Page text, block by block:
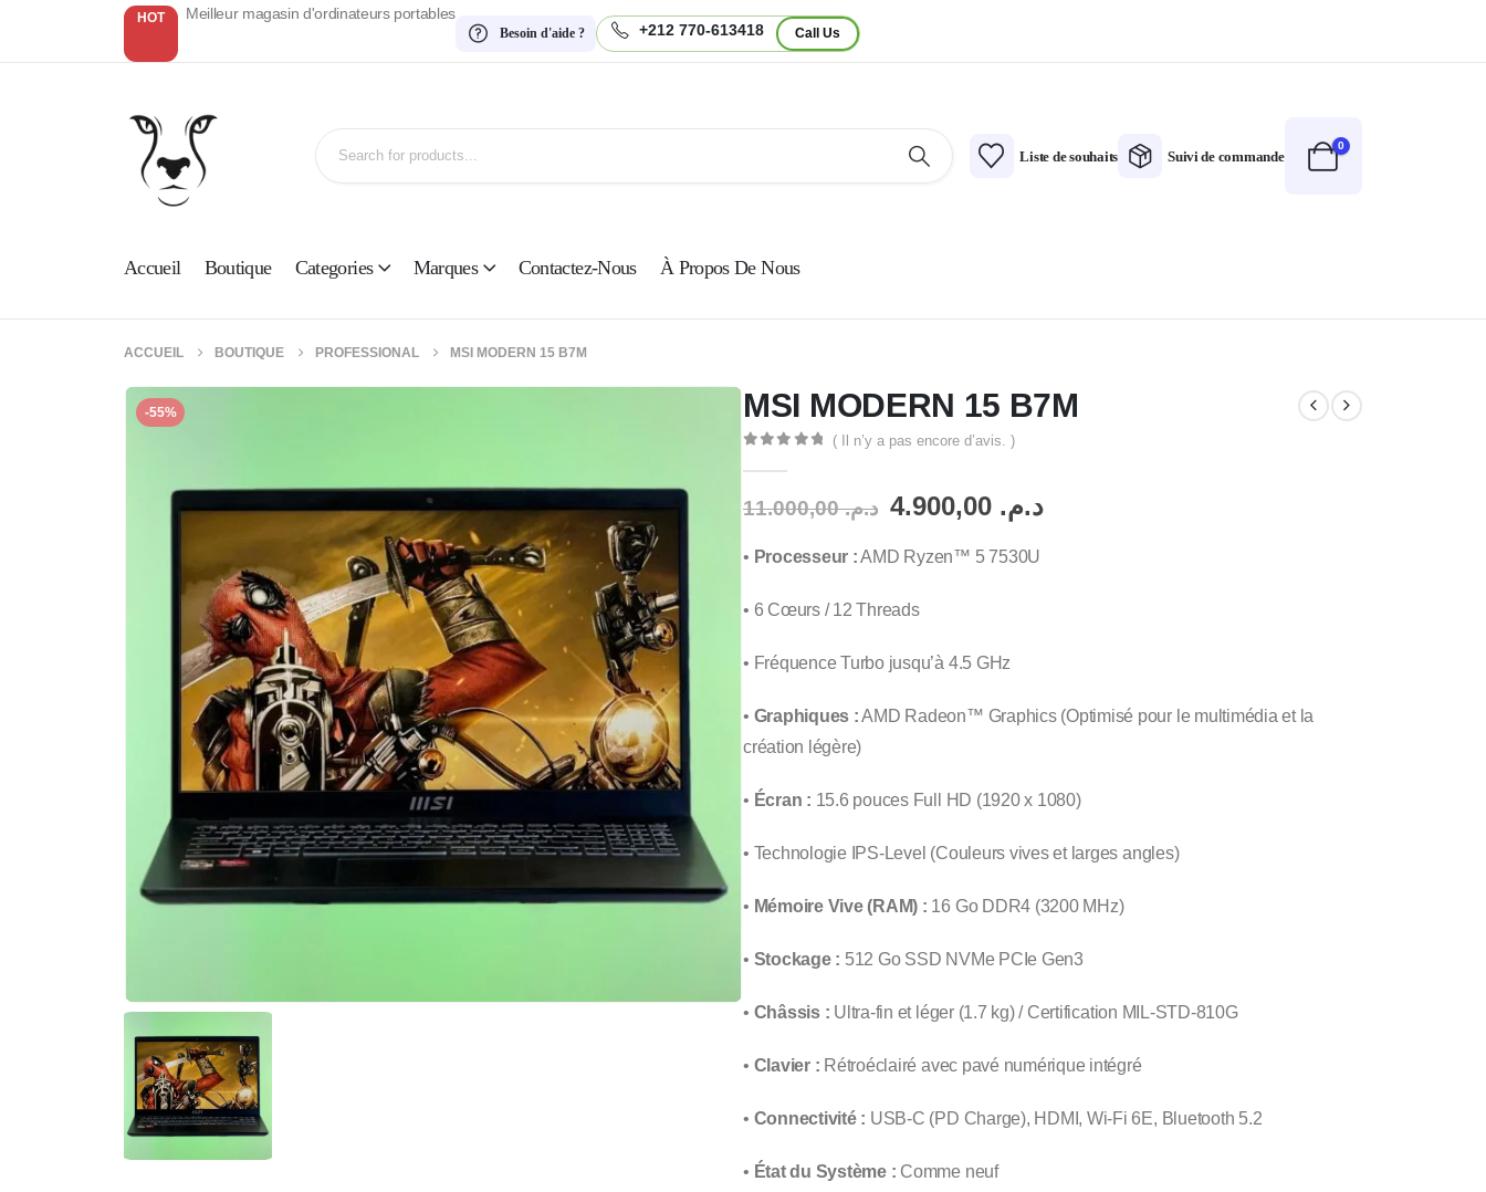
HOT Meilleur magasin d'ordinateurs portables
Besoin d'aide ? +212 770-613418 Call Us
Liste de souhaits Suivi de commande
0
Accueil Boutique Categories Marques Contactez-Nous À Propos De Nous
ACCUEIL BOUTIQUE PROFESSIONAL MSI MODERN 15 B7M
-55% MSI MODERN 15 B7M
( Il n’y a pas encore d’avis. )
د.م.11.000,00 د.م.
• Processeur :AMD Ryzen™ 5 7530U
• 6 Cœurs / 12 Threads
• Fréquence Turbo jusqu’à 4.5 GHz
• Graphiques :AMD Radeon™ Graphics (Optimisé pour le multimédia et la
création légère)
• Écran : 15.6 pouces Full HD (1920 x 1080)
• Technologie IPS-Level (Couleurs vives et larges angles)
• Mémoire Vive (RAM) : 16 Go DDR4 (3200 MHz)
• Stockage : 512 Go SSD NVMe PCIe Gen3
• Châssis : Ultra-fin et léger (1.7 kg) / Certification MIL-STD-810G
• Clavier : Rétroéclairé avec pavé numérique intégré
• Connectivité : USB-C (PD Charge), HDMI, Wi-Fi 6E, Bluetooth 5.2
• État du Système : Comme neuf